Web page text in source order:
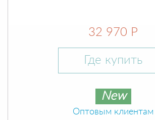
32 970 Р
Где купить
New
Оптовым клиентам